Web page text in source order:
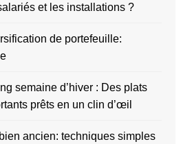
et les installations ?
de portefeuille:
semaine d’hiver : Des plats
prêts en un clin d’œil
ancien: techniques simples